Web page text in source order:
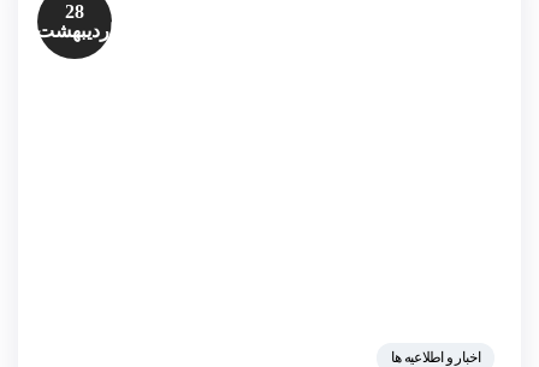
28
اردیبهشت
اخبار و اطلاعیه ها